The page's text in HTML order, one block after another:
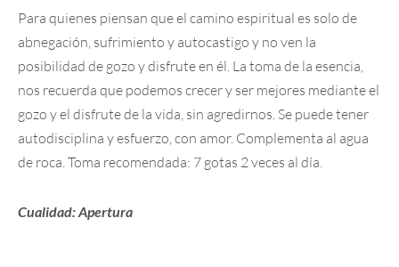
Para quienes piensan que el camino espiritual es solo de
abnegación, sufrimiento y autocastigo y no ven la
posibilidad de gozo y disfrute en él. La toma de la esencia,
nos recuerda que podemos crecer y ser mejores mediante el
gozo y el disfrute de la vida, sin agredirnos. Se puede tener
autodisciplina y esfuerzo, con amor. Complementa al agua
de roca. Toma recomendada: 7 gotas 2 veces al día.
Cualidad: Apertura